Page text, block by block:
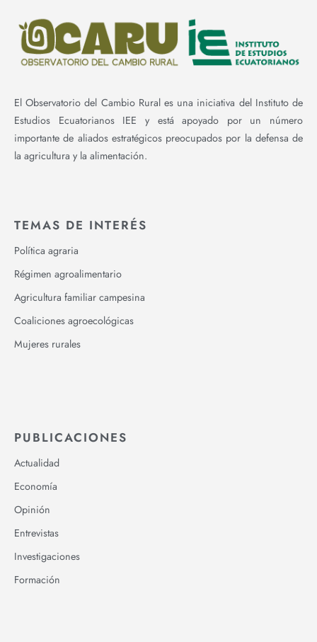
El Observatorio del Cambio Rural es una iniciativa del Instituto de
Estudios Ecuatorianos IEE y está apoyado por un número
importante de aliados estratégicos preocupados por la defensa de
la agricultura y la alimentación.
TEMAS DE INTERÉS
Política agraria
Régimen agroalimentario
Agricultura familiar campesina
Coaliciones agroecológicas
Mujeres rurales
PUBLICACIONES
Actualidad
Economía
Opinión
Entrevistas
Investigaciones
Formación